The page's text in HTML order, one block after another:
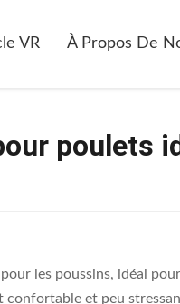
VR À Propos De
poulets
les poussins, idéal
et peu